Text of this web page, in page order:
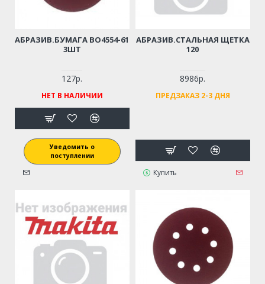
АБРАЗИВ.БУМАГА BO4554-61
3ШТ
127р.
НЕТ В НАЛИЧИИ
Уведомить о
поступлении
АБРАЗИВ.СТАЛЬНАЯ ЩЕТКА
120
8986р.
ПРЕДЗАКАЗ 2-3 ДНЯ
Купить